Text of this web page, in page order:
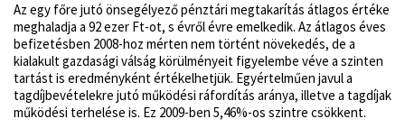
Az egy főre jutó önsegélyező pénztári megtakarítás átlagos értéke
meghaladja a 92 ezer Ft-ot, s évről évre emelkedik. Az átlagos éves
befizetésben 2008-hoz mérten nem történt növekedés, de a
kialakult gazdasági válság körülményeit figyelembe véve a szinten
tartást is eredményként értékelhetjük. Egyértelműen javul a
tagdíjbevételekre jutó működési ráfordítás aránya, illetve a tagdíjak
működési terhelése is. Ez 2009-ben 5,46%-os szintre csökkent.